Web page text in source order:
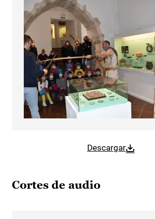
Descargar
Cortes de audio